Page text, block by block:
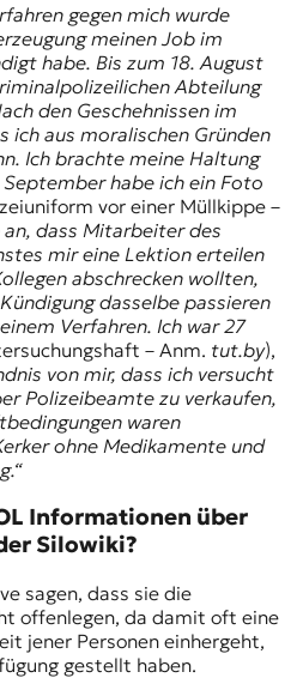
gegen mich wurde
meinen Job im
habe. Bis zum 18. August
Abteilung
den Geschehnissen im
ich aus moralischen Gründen
Ich brachte meine Haltung
habe ich ein Foto
vor einer Müllkippe –
an, dass Mitarbeiter des
mir eine Lektion erteilen
abschrecken wollten,
dasselbe passieren
Verfahren. Ich war 27
– Anm. tut.by),
von mir, dass ich versucht
Polizeibeamte zu verkaufen,
waren
ohne Medikamente und
Informationen über
Silowiki?
sagen, dass sie die
offenlegen, da damit oft eine
jener Personen einhergeht,
gestellt haben.